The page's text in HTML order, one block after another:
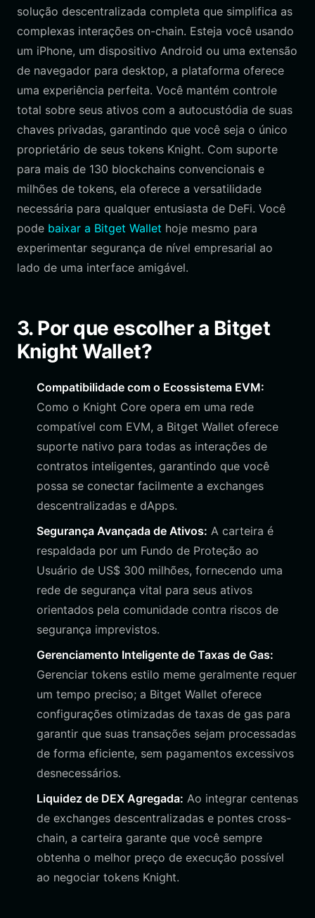
solução descentralizada completa que simplifica as
complexas interações on-chain. Esteja você usando
um iPhone, um dispositivo Android ou uma extensão
de navegador para desktop, a plataforma oferece
uma experiência perfeita. Você mantém controle
total sobre seus ativos com a autocustódia de suas
chaves privadas, garantindo que você seja o único
proprietário de seus tokens Knight. Com suporte
para mais de 130 blockchains convencionais e
milhões de tokens, ela oferece a versatilidade
necessária para qualquer entusiasta de DeFi. Você
pode baixar a Bitget Wallet hoje mesmo para
experimentar segurança de nível empresarial ao
lado de uma interface amigável.
3. Por que escolher a Bitget
Knight Wallet?
Compatibilidade com o Ecossistema EVM:
Como o Knight Core opera em uma rede
compatível com EVM, a Bitget Wallet oferece
suporte nativo para todas as interações de
contratos inteligentes, garantindo que você
possa se conectar facilmente a exchanges
descentralizadas e dApps.
Segurança Avançada de Ativos: A carteira é
respaldada por um Fundo de Proteção ao
Usuário de US$ 300 milhões, fornecendo uma
rede de segurança vital para seus ativos
orientados pela comunidade contra riscos de
segurança imprevistos.
Gerenciamento Inteligente de Taxas de Gas:
Gerenciar tokens estilo meme geralmente requer
um tempo preciso; a Bitget Wallet oferece
configurações otimizadas de taxas de gas para
garantir que suas transações sejam processadas
de forma eficiente, sem pagamentos excessivos
desnecessários.
Liquidez de DEX Agregada: Ao integrar centenas
de exchanges descentralizadas e pontes cross-
chain, a carteira garante que você sempre
obtenha o melhor preço de execução possível
ao negociar tokens Knight.